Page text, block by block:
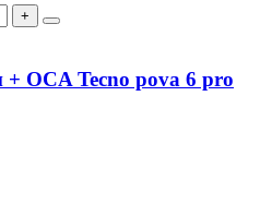
+
+ OCA Tecno pova 6 pro